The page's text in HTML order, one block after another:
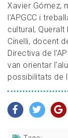
Xavier Gómez,
l'APGCC i
cultural, Queralt
Cinelli, docent
Directiva de
van orientar
possibilitats de